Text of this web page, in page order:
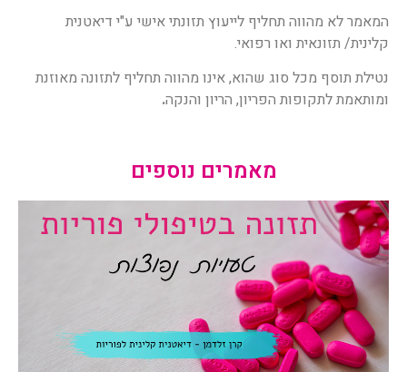
המאמר לא מהווה תחליף לייעוץ תזונתי אישי ע"י דיאטנית
קלינית/ תזונאית ואו רפואי.
נטילת תוסף מכל סוג שהוא, אינו מהווה תחליף לתזונה מאוזנת
ומותאמת לתקופות הפריון, הריון והנקה.
מאמרים נוספים